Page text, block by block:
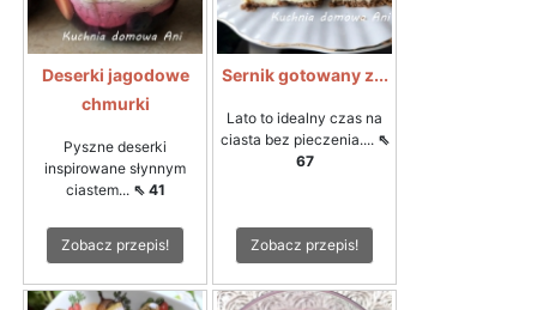
Deserki jagodowe
chmurki
Pyszne deserki
inspirowane słynnym
ciastem... ⇖ 41
Zobacz przepis!
Sernik gotowany z...
Lato to idealny czas na
ciasta bez pieczenia.... ⇖
67
Zobacz przepis!